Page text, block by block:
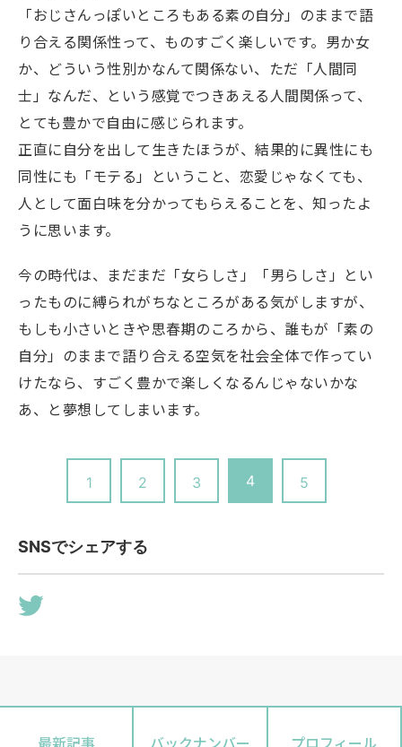
「おじさんっぽいところもある素の自分」のままで語
り合える関係性って、ものすごく楽しいです。男か女
か、どういう性別かなんて関係ない、ただ「人間同
士」なんだ、という感覚でつきあえる人間関係って、
とても豊かで自由に感じられます。
正直に自分を出して生きたほうが、結果的に異性にも
同性にも「モテる」ということ、恋愛じゃなくても、
人として面白味を分かってもらえることを、知ったよ
うに思います。
今の時代は、まだまだ「女らしさ」「男らしさ」とい
ったものに縛られがちなところがある気がしますが、
もしも小さいときや思春期のころから、誰もが「素の
自分」のままで語り合える空気を社会全体で作ってい
けたなら、すごく豊かで楽しくなるんじゃないかな
あ、と夢想してしまいます。
1 2 3 4 5
SNSでシェアする
最新記事 バックナンバー プロフィール